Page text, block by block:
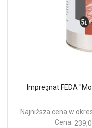
Impregnat FEDA
Najniższa cena w
Cena: